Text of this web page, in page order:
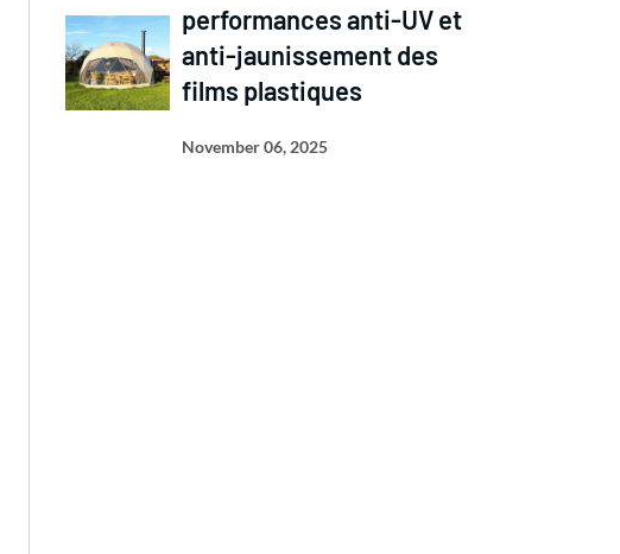
performances anti-UV et
anti-jaunissement des
films plastiques
November 06, 2025